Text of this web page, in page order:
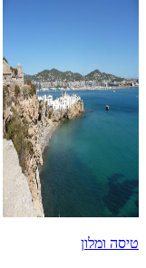
טיסה ומלון